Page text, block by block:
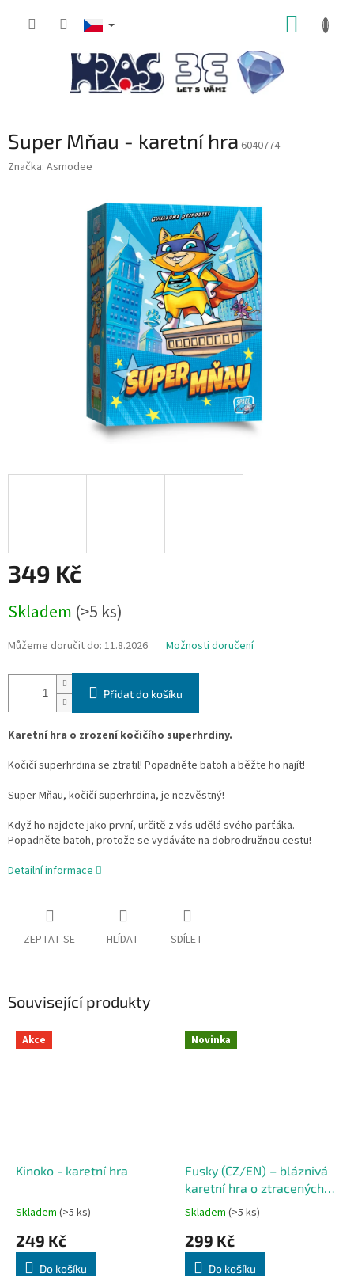
Super Mňau - karetní hra 6040774
Značka: Asmodee
349 Kč
cena:
Skladem (>5 ks)
Můžeme doručit do: 11.8.2026 Možnosti doručení
Přidat do košíku
Karetní hra o zrození kočičího superhrdiny.
Kočičí superhrdina se ztratil! Popadněte batoh a běžte ho najít!
Super Mňau, kočičí superhrdina, je nezvěstný!
Když ho najdete jako první, určitě z vás udělá svého parťáka.
Popadněte batoh, protože se vydáváte na dobrodružnou cestu!
Detailní informace
ZEPTAT SE HLÍDAT SDÍLET
Související produkty
Akce
Kinoko - karetní hra
Skladem (>5 ks)
249 Kč
Do košíku
Novinka
Fusky (CZ/EN) – bláznivá
karetní hra o ztracených
ponožkách
Oh my socks!
Skladem (>5 ks)
299 Kč
Do košíku